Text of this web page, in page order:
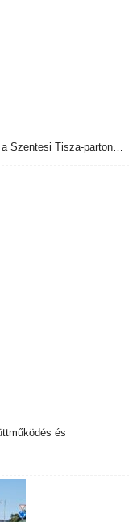
Szentesi Tisza-parton…
és